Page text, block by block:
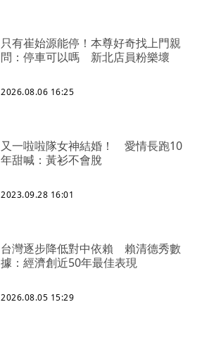
只有崔始源能停！本尊好奇找上門親
問：停車可以嗎 新北店員粉樂壞
2026.08.06 16:25
又一啦啦隊女神結婚！ 愛情長跑10
年甜喊：黃衫不會脫
2023.09.28 16:01
台灣逐步降低對中依賴 賴清德秀數
據：經濟創近50年最佳表現
2026.08.05 15:29